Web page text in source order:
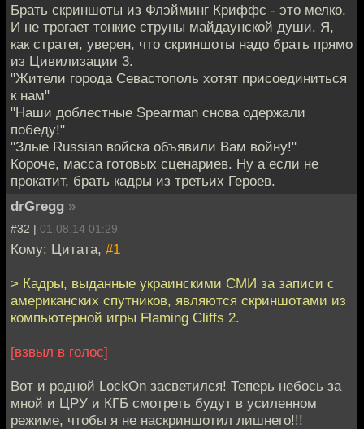
Брать скриншоты из Флэйминг Криффс - это мелко.
И не трогает тонкие струны майдаунской души. Я,
как стратег, уверен, что скриншоты надо брать прямо
из Цивилизации 3.
"Жители города Севастополь хотят присоединиться
к нам"
"Наши доблестные Spearman снова одержали
победу!"
"Злые Russian войска объявили Вам войну!"
Короче, масса готовых сценариев. Ну а если не
прокатит, брать кадры из третьих Героев.
drGregg »
#32 | 01.08.14 01:29
Кому: Цитата, #1
> Кадры, выданные украинскими СМИ за записи с
американских спутников, являются скриншотами из
компьютерной игры Flaming Cliffs 2.
[взвыл в голос]
Вот и родной LockOn засветился! Теперь небось за
мной и ЦРУ и КГБ смотреть будут в усиленном
режиме, чтобы я не наскриншотил лишнего!!!